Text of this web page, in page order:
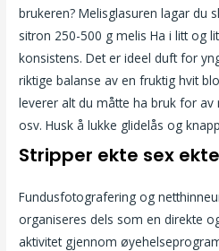
brukeren? Melisglasuren lagar du
sitron 250-500 g melis Ha i litt og
konsistens. Det er ideel duft for
riktige balanse av en fruktig hvit
leverer alt du måtte ha bruk for
osv. Husk å lukke glidelås og
Stripper ekte sex
Fundusfotografering og
organiseres dels som en direkte
aktivitet gjennom